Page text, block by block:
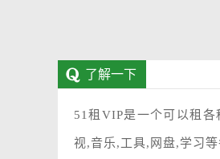
了解一下
51租VIP是一个可以租
视,音乐,工具,网盘,学习等